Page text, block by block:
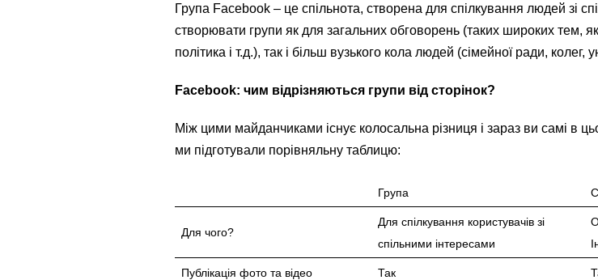
Група Facebook – це спільнота, створена для спілкування людей зі
створювати групи як для загальних обговорень (таких широких тем,
політика і т.д.), так і більш вузького кола людей (сімейної ради, колег,
Facebook: чим відрізняються групи від сторінок?
Між цими майданчиками існує колосальна різниця і зараз ви самі в
ми підготували порівняльну таблицю:
Група
Для чого?
Для спілкування користувачів зі
спільними інтересами
Публікація фото та відео Так